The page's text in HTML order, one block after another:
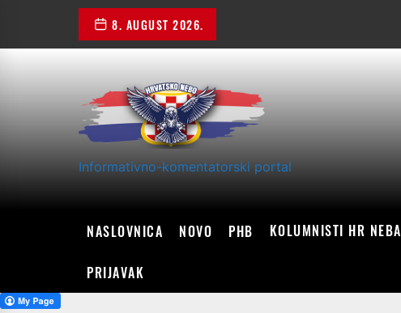
the
8. AUGUST 2026.
Informativno-komentatorski portal
NASLOVNICA NOVO PHB KOLUMNISTI HR NEBA
PRIJAVAK